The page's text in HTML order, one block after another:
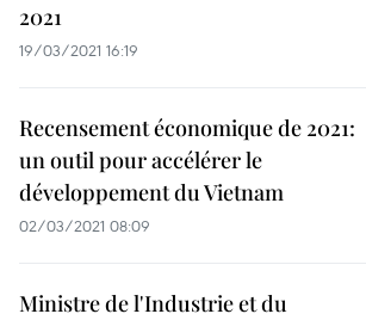
2021
19/03/2021 16:19
Recensement économique de 2021:
un outil pour accélérer le
développement du Vietnam
02/03/2021 08:09
Ministre de l'Industrie et du